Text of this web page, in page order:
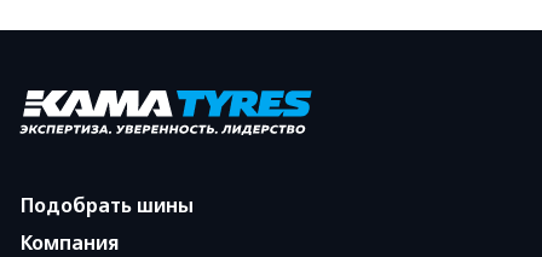
Подобрать шины
Компания